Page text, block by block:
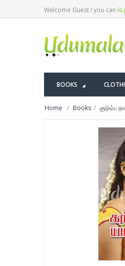
Welcome Guest ! you can
BOOKS
Home Books குடும்ப